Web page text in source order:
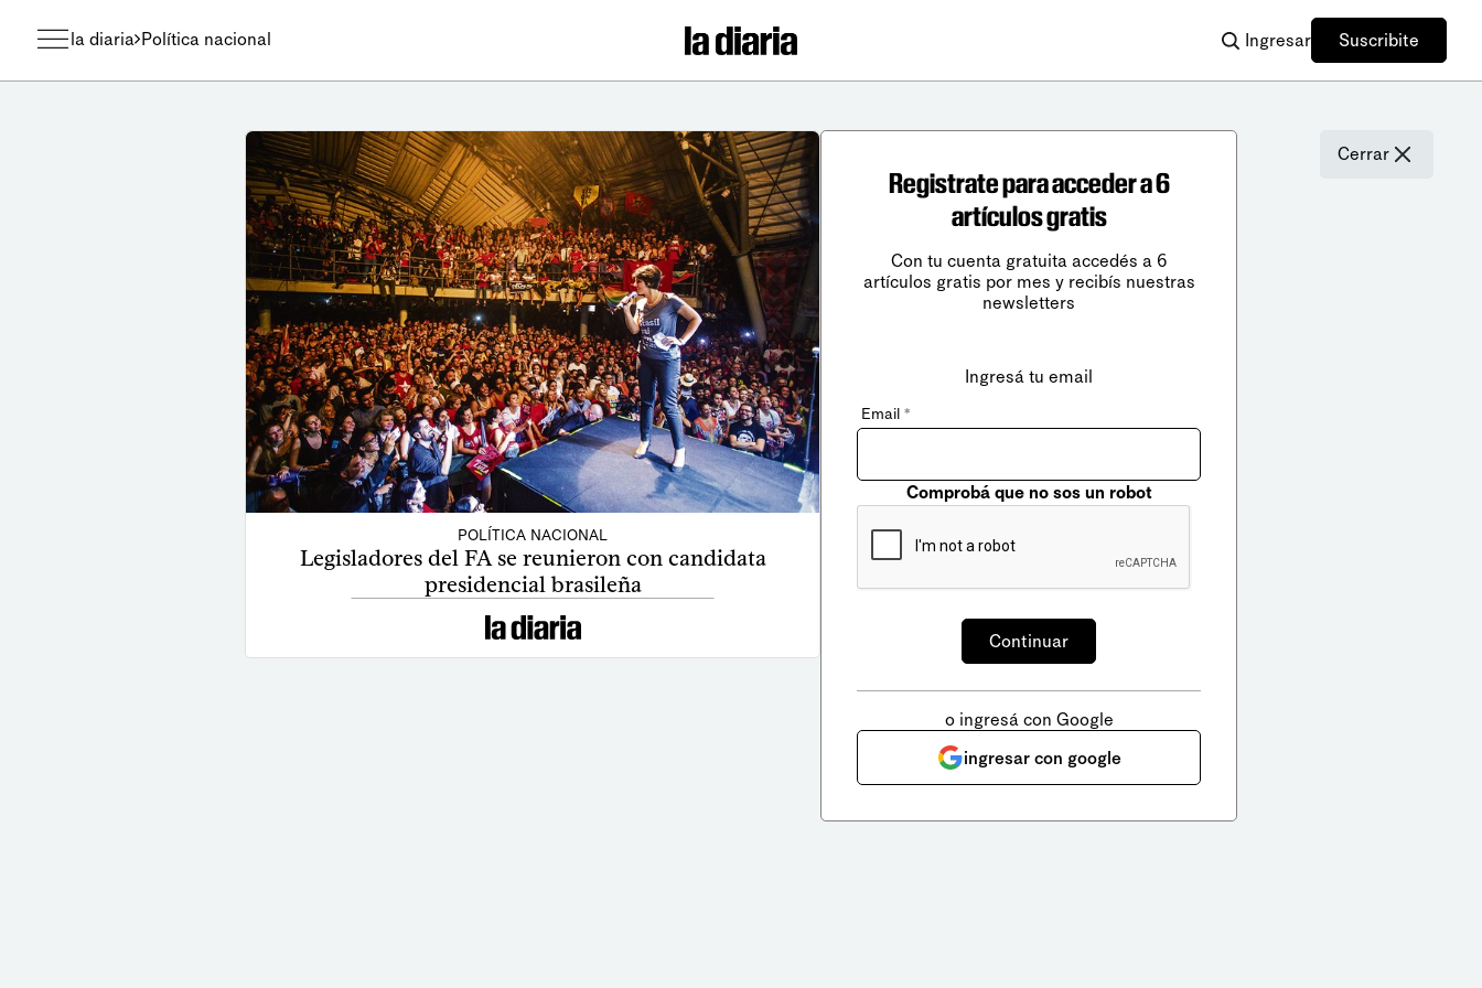
la diaria Política nacional Ingresar Suscribite
POLÍTICA NACIONAL
Legisladores del FA se reunieron con candidata
presidencial brasileña
Cerrar
Registrate para acceder a 6
artículos gratis
Con tu cuenta gratuita accedés a 6
artículos gratis por mes y recibís nuestras
newsletters
Ingresá tu email
Email *
Comprobá que no sos un robot
o ingresá con Google
ingresar con google